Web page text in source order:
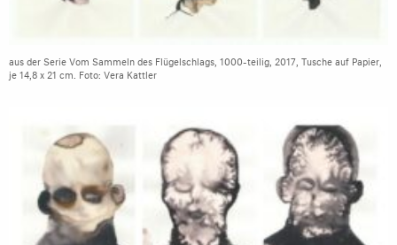
aus der Serie Vom Sammeln des Flügelschlags, 1000-teilig, 2017, Tusche auf Papier,
je 14,8 x 21 cm. Foto: Vera Kattler